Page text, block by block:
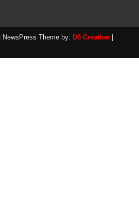
| NewsPress Theme by: D5 Creation